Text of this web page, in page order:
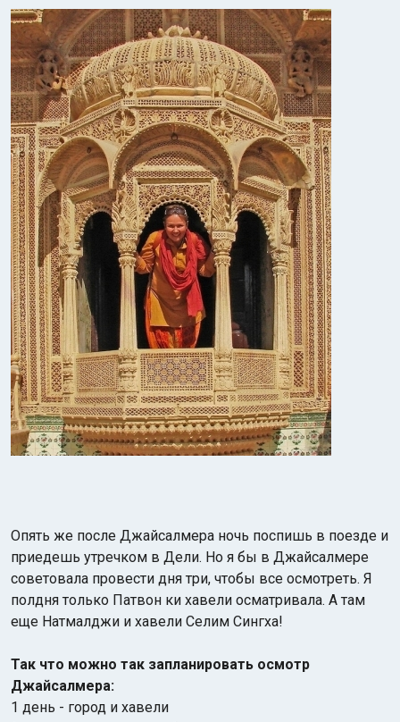
Опять же после Джайсалмера ночь поспишь в поезде и
приедешь утречком в Дели. Но я бы в Джайсалмере
советовала провести дня три, чтобы все осмотреть. Я
полдня только Патвон ки хавели осматривала. А там
еще Натмалджи и хавели Селим Сингха!
Так что можно так запланировать осмотр
Джайсалмера:
1 день - город и хавели